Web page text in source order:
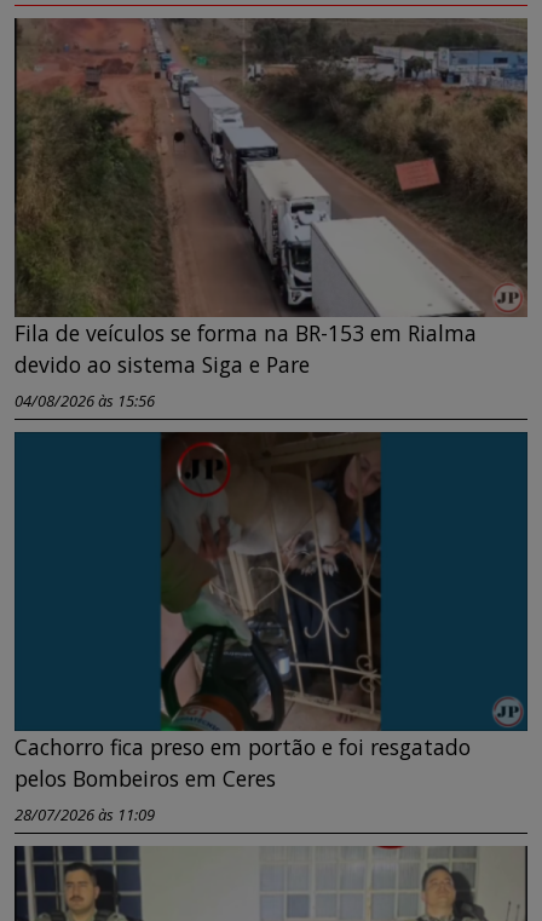
Fila de veículos se forma na BR-153 em Rialma
devido ao sistema Siga e Pare
04/08/2026 às 15:56
Cachorro fica preso em portão e foi resgatado
pelos Bombeiros em Ceres
28/07/2026 às 11:09